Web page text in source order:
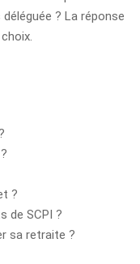
? La réponse
?
de SCPI ?
sa retraite ?